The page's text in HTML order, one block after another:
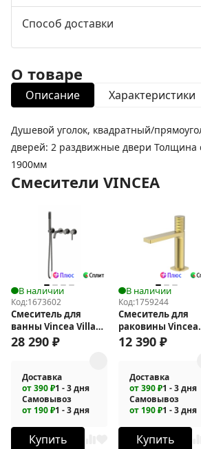
Способ доставки
О товаре
Описание Характеристики
Душевой уголок, квадратный/
дверей: 2 раздвижные двери Толщина
1900мм
Смесители VINCEA
В наличии
Код:1673602
Смеситель для
ванны Vincea Villa
VTFW-1VL1GM
28 290 ₽
Доставка
от 390 ₽1 - 3 дня
Самовывоз
от 190 ₽1 - 3 дня
Купить
В наличии
Код:1759244
Смеситель для
раковины Vincea
Domus VBF-
12 390 ₽
Доставка
от 390 ₽1 - 3 дня
Самовывоз
от 190 ₽1 - 3 дня
Купить